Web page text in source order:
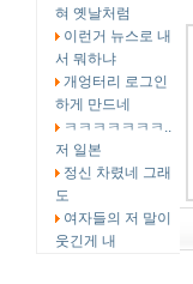
혀 옛날처럼
이런거 뉴스로 내
서 뭐하냐
개엉터리 로그인
하게 만드네
ㅋㅋㅋㅋㅋㅋㅋ..
저 일본
정신 차렸네 그래
도
여자들의 저 말이
웃긴게 내